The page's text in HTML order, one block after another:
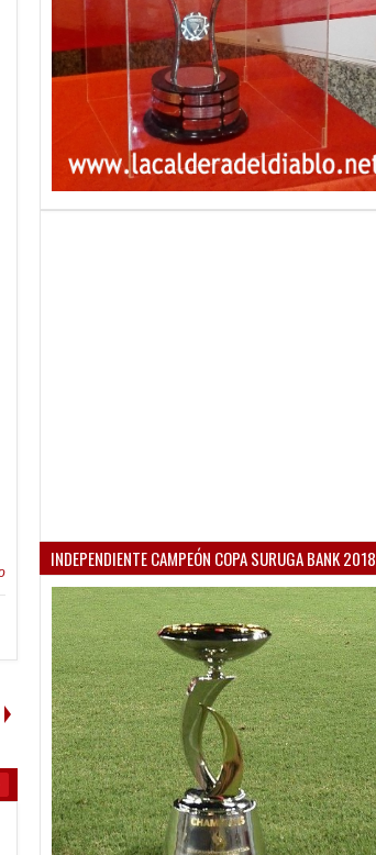
INDEPENDIENTE CAMPEÓN COPA SURUGA BANK 2018